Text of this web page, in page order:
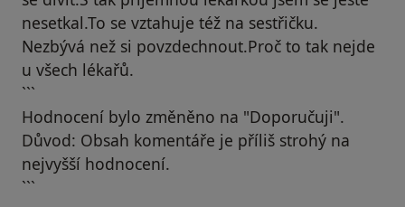
nesetkal.To se vztahuje též na sestřičku.
Nezbývá než si povzdechnout.Proč to tak nejde
u všech lékařů.
```
Hodnocení bylo změněno na "Doporučuji".
Důvod: Obsah komentáře je příliš strohý na
nejvyšší hodnocení.
```